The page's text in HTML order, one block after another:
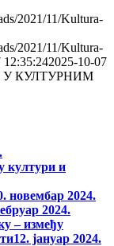
2021/11/Kultura-
2021/11/Kultura-
12:35:242025-10-07
КУЛТУРНИМ
култури и
новембар 2024.
2024.
– између
12. јануар 2024.